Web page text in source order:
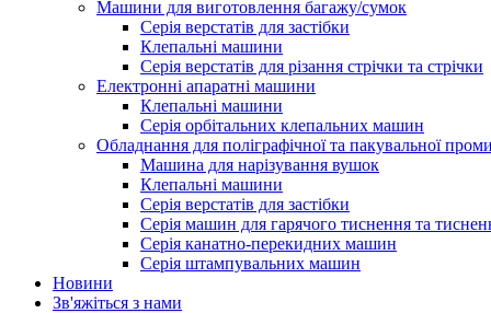
Машини для виготовлення багажу/сумок
Серія верстатів для застібки
Клепальні машини
Серія верстатів для різання стрічки та стрічки
Електронні апаратні машини
Клепальні машини
Серія орбітальних клепальних машин
Обладнання для поліграфічної та пакувальної
Машина для нарізування вушок
Клепальні машини
Серія верстатів для застібки
Серія машин для гарячого тиснення та
Серія канатно-перекидних машин
Серія штампувальних машин
Новини
Зв'яжіться з нами